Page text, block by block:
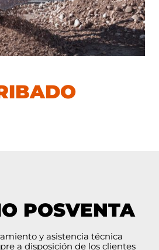
POSVENTA
y asistencia técnica
a disposición de los clientes